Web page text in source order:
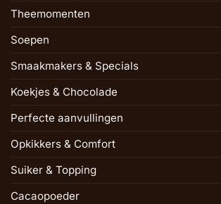
Theemomenten
Soepen
Smaakmakers & Specials
Koekjes & Chocolade
Perfecte aanvullingen
Opkikkers & Comfort
Suiker & Topping
Cacaopoeder